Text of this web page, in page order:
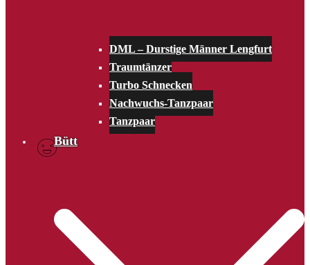
DML – Durstige Männer Lengfurt
Traumtänzer
Turbo Schnecken
Nachwuchs-Tanzpaar
Tanzpaar
Bütt